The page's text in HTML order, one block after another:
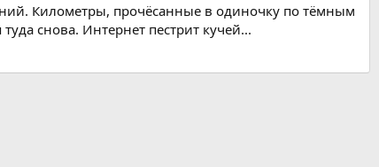
Километры, прочёсанные в одиночку по тёмным
снова. Интернет пестрит кучей...